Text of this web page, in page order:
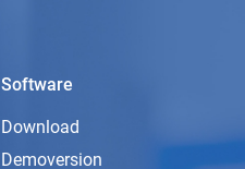
Software
Download
Demoversion